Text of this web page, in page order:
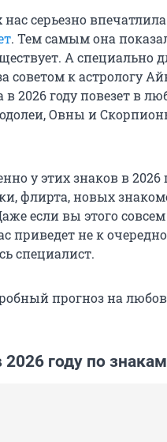
серьезно
. Тем самым она
А специально
советом к астрологу
2026 году повезет в
Овны и
у этих знаков в 2026
флирта, новых
если вы этого
приведет не к
специалист.
прогноз на
году по